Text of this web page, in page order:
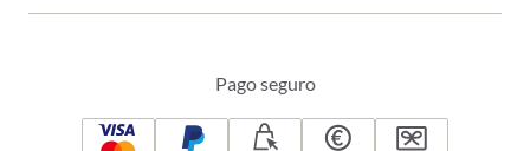
Pago seguro